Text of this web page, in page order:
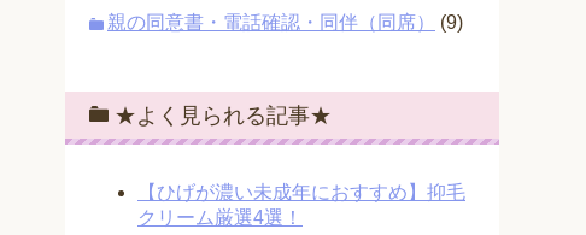
親の同意書・電話確認・同伴（同席） (9)
★よく見られる記事★
【ひげが濃い未成年におすすめ】抑毛
クリーム厳選4選！